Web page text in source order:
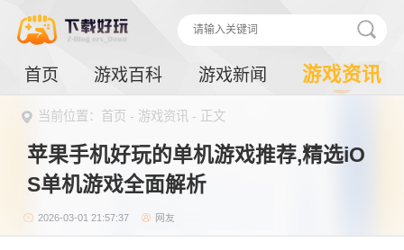
首页 游戏百科 游戏新闻 游戏资讯
当前位置： 首页 - 游戏资讯 - 正文
苹果手机好玩的单机游戏推荐,精选iO
S单机游戏全面解析
2026-03-01 21:57:37 网友